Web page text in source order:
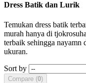
Dress Batik dan Lurik
Temukan dress batik
murah hanya di
terbaik sehingga
ukuran.
Sort by
Compare (0)